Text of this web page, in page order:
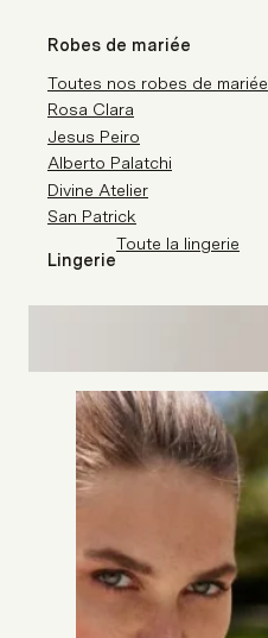
Robes de mariée
Toutes nos robes de mariée
Rosa Clara
Jesus Peiro
Alberto Palatchi
Divine Atelier
San Patrick
Lingerie
Toute la lingerie